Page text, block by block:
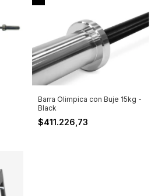
Barra Olimpica con Buje 15kg -
Black
$411.226,73